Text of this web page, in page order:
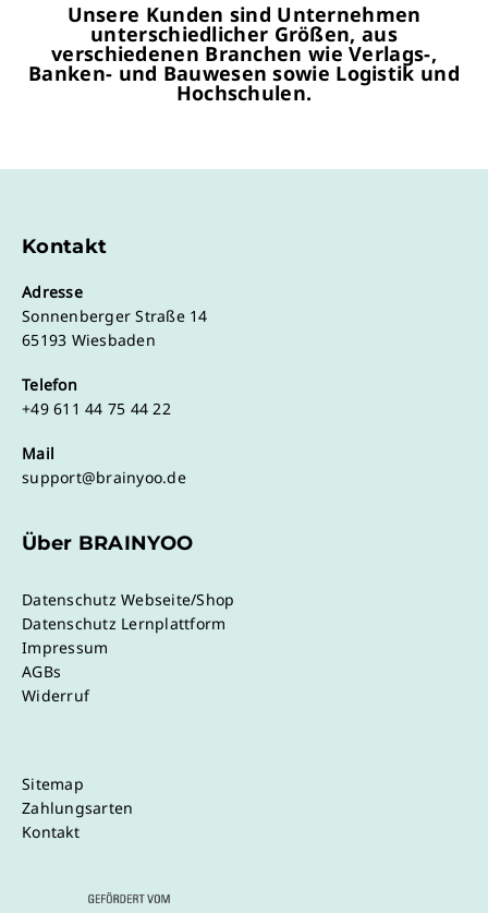
Unsere Kunden sind Unternehmen
unterschiedlicher Größen, aus
verschiedenen Branchen wie Verlags-,
Banken- und Bauwesen sowie Logistik und
Hochschulen.
Kontakt
Adresse
Sonnenberger Straße 14
65193 Wiesbaden
Telefon
+49 611 44 75 44 22
Mail
support@brainyoo.de
Über BRAINYOO
Datenschutz Webseite/Shop
Datenschutz Lernplattform
Impressum
AGBs
Widerruf
Sitemap
Zahlungsarten
Kontakt